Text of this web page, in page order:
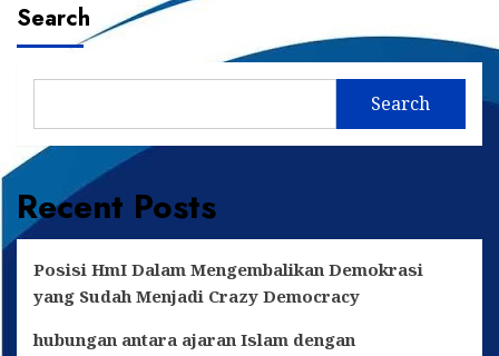
Search
Search
Recent Posts
Posisi HmI Dalam Mengembalikan Demokrasi
yang Sudah Menjadi Crazy Democracy
hubungan antara ajaran Islam dengan